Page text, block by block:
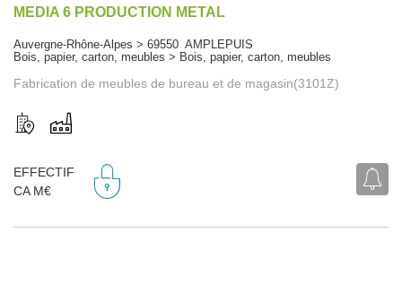
MEDIA 6 PRODUCTION METAL
Auvergne-Rhône-Alpes > 69550 AMPLEPUIS
Bois, papier, carton, meubles > Bois, papier, carton, meubles
Fabrication de meubles de bureau et de magasin(3101Z)
EFFECTIF
CA M€